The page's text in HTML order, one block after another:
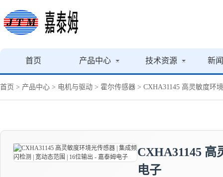
首页 产品中心 技术资源 新
首页 > 产品中心 > 电机与驱动 > 霍尔传感器 > CXHA31145 高灵敏度环
CXHA31145 高
电子